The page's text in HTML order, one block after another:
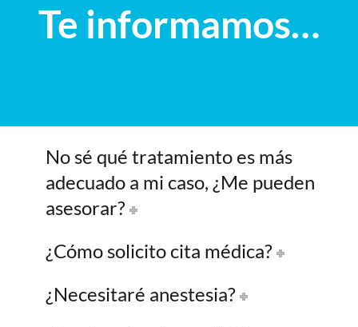
Te informamos…
No sé qué tratamiento es más
adecuado a mi caso, ¿Me pueden
asesorar?
¿Cómo solicito cita médica?
¿Necesitaré anestesia?